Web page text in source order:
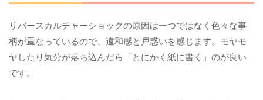
リバースカルチャーショックの原因は一つではなく色々な事
柄が重なっているので、違和感と戸惑いを感じます。モヤモ
ヤしたり気分が落ち込んだら「とにかく紙に書く」のが良い
です。